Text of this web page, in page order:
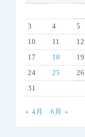
ョ
ン
3 4 5
10 11 12
17 18 19
24 25 26
31
« 4月 6月 »